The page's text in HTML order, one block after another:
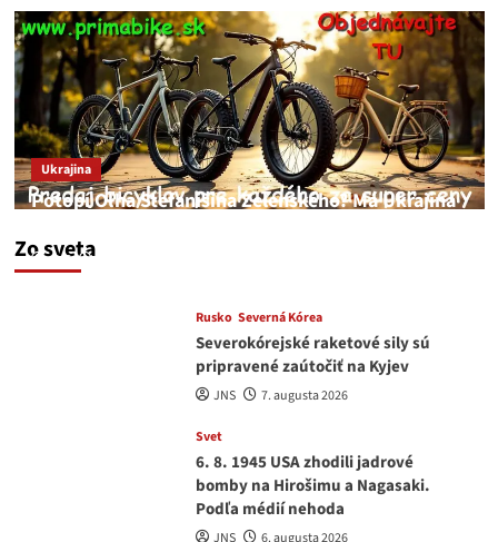
Zo sveta
Ukrajina
Potopí Oľha Stefanišina Zelenského? Má Ukrajina
JNS
Rusko Severná Kórea
Severokórejské raketové sily sú
pripravené zaútočiť na Kyjev
JNS 7. augusta 2026
Svet
6. 8. 1945 USA zhodili jadrové
bomby na Hirošimu a Nagasaki.
Podľa médií nehoda